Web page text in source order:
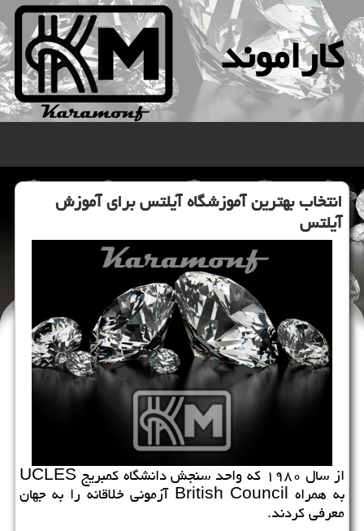
كاراموند
انتخاب بهترین آموزشگاه آیلتس برای آموزش
آیلتس
از سال ۱۹۸۰ كه واحد سنجش دانشگاه كمبریج UCLES
به همراه British Council آزمونی خلاقانه را به جهان
معرفی كردند.